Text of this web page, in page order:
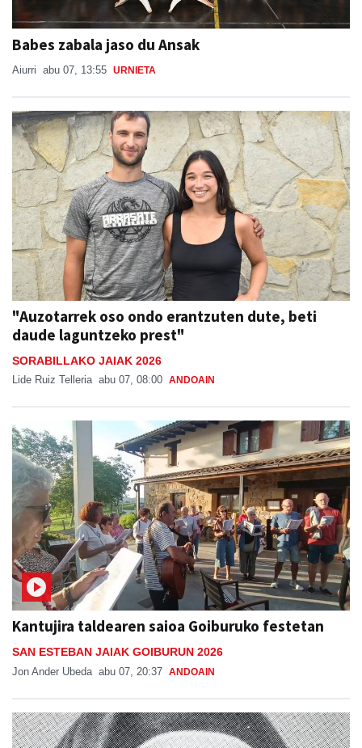
Babes zabala jaso du Ansak
Aiurri abu 07, 13:55 URNIETA
"Auzotarrek oso ondo erantzuten dute, beti
daude laguntzeko prest"
SORABILLAKO JAIAK 2026
Lide Ruiz Telleria abu 07, 08:00 ANDOAIN
Kantujira taldearen saioa Goiburuko festetan
SAN ESTEBAN JAIAK GOIBURUN 2026
Jon Ander Ubeda abu 07, 20:37 ANDOAIN